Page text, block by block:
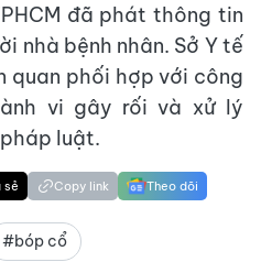
đã phát thông tin
nhà bệnh nhân. Sở Y tế
quan phối hợp với công
vi gây rối và xử lý
luật.
sẻ Copy link Theo dõi
#bóp cổ